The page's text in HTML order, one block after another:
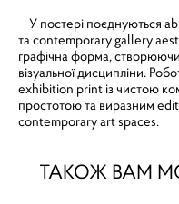
У постері поєднуються
та contemporary gallery
графічна форма, створюючи
візуальної дисципліни.
exhibition print із чистою
простотою та виразним
contemporary art spaces.
ТАКОЖ ВАМ